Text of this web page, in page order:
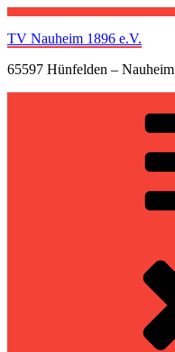
Zum
Inhalt
springen
TV Nauheim 1896 e.V.
65597 Hünfelden – Nauheim